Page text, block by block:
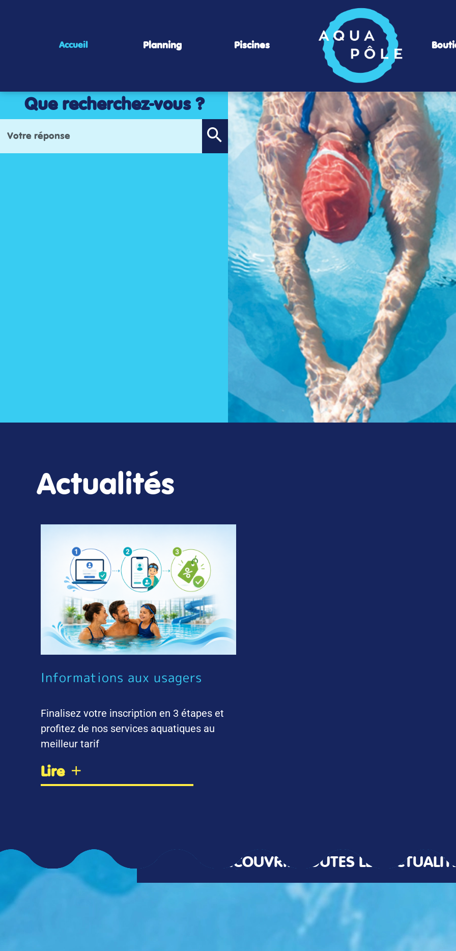
Accueil Planning Piscines
Que recherchez-vous ?
Actualités
Informations aux usagers
Finalisez votre inscription en 3 étapes et
profitez de nos services aquatiques au
meilleur tarif
Lire
DÉCOUVRIR TOUTES LES